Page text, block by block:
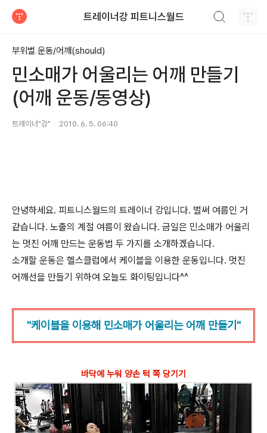
트레이너강 피트니스월드
부위별 운동/어깨(should)
민소매가 어울리는 어깨 만들기
(어깨 운동/동영상)
트레이너"강" 2010. 6. 5. 06:40
안녕하세요. 피트니스월드의 트레이너 강입니다. 벌써 여름인 거
같습니다. 노출의 계절 여름이 왔습니다. 금일은 민소매가 어울리
는 멋진 어깨 만드는 운동법 두 가지를 소개하겠습니다.
소개할 운동은 헬스클럽에서 케이블을 이용한 운동입니다. 멋진
어깨선을 만들기 위하여 오늘도 화이팅입니다^^
"케이블을 이용해 민소매가 어울리는 어깨 만들기"
바닥에 누워 양손 턱 쪽 당기기